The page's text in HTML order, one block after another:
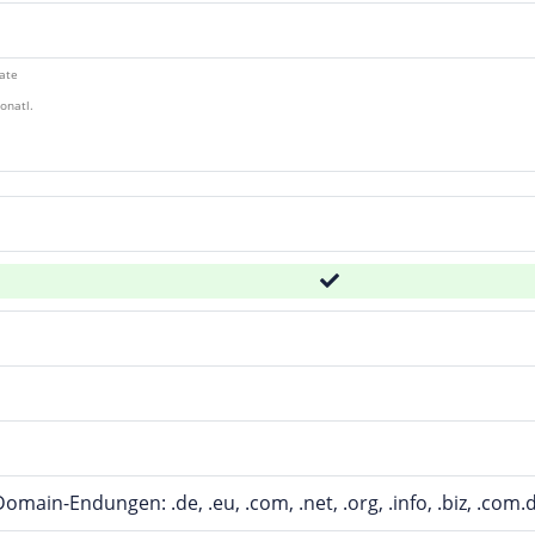
Endungen: .de, .eu, .com, .net, .org, .info, .biz,